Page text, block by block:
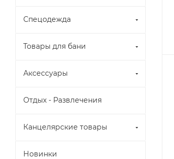
Спецодежда
Товары для бани
Аксессуары
Отдых - Развлечения
Канцелярские товары
Новинки